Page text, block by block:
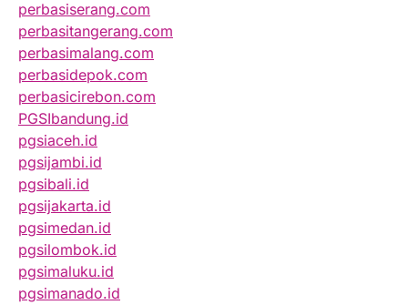
perbasiserang.com
perbasitangerang.com
perbasimalang.com
perbasidepok.com
perbasicirebon.com
PGSIbandung.id
pgsiaceh.id
pgsijambi.id
pgsibali.id
pgsijakarta.id
pgsimedan.id
pgsilombok.id
pgsimaluku.id
pgsimanado.id